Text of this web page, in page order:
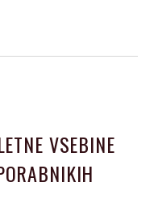
VSEBINE